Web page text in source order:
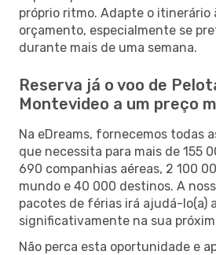
próprio ritmo. Adapte o itinerário
orçamento, especialmente se
durante mais de uma semana.
Reserva já o voo de
Montevideo a um preço
Na eDreams, fornecemos todas
que necessita para mais de 155
690 companhias aéreas, 2 100
mundo e 40 000 destinos. A
pacotes de férias irá ajudá-lo(a)
significativamente na sua
Não perca esta oportunidade e